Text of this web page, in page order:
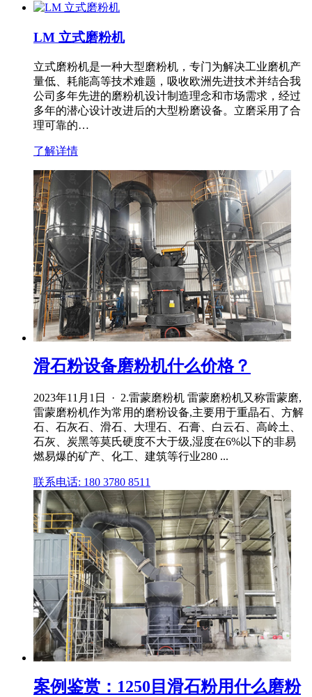
LM 立式磨粉机
立式磨粉机是一种大型磨粉机，专门为解决工业磨机产
量低、耗能高等技术难题，吸收欧洲先进技术并结合我
公司多年先进的磨粉机设计制造理念和市场需求，经过
多年的潜心设计改进后的大型粉磨设备。立磨采用了合
理可靠的…
了解详情
滑石粉设备磨粉机什么价格？
2023年11月1日 · 2.雷蒙磨粉机 雷蒙磨粉机又称雷蒙磨,
雷蒙磨粉机作为常用的磨粉设备,主要用于重晶石、方解
石、石灰石、滑石、大理石、石膏、白云石、高岭土、
石灰、炭黑等莫氏硬度不大于级,湿度在6%以下的非易
燃易爆的矿产、化工、建筑等行业280 ...
联系电话: 180 3780 8511
案例鉴赏：1250目滑石粉用什么磨粉